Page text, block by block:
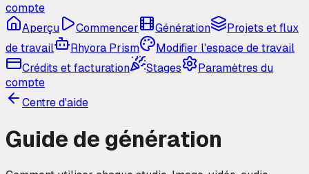
compte
Aperçu
Commencer Génération
Projets et flux
de travail
Rhyora Prism
Modifier l'espace de travail
Crédits et facturation
Stages
Paramètres du
compte
Centre d'aide
Guide de génération